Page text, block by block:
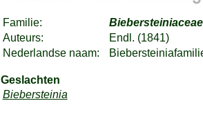
Familie:
Biebersteiniaceae
Auteurs:
Endl. (1841)
Nederlandse naam:
Geslachten
Biebersteinia